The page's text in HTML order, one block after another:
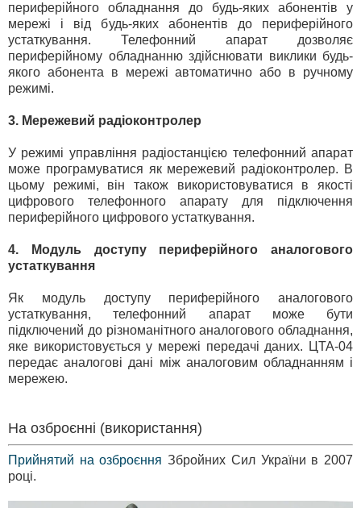
периферійного обладнання до будь-яких абонентів у
мережі і від будь-яких абонентів до периферійного
устаткування. Телефонний апарат дозволяє
периферійному обладнанню здійснювати виклики будь-
якого абонента в мережі автоматично або в ручному
режимі.
3. Мережевий радіоконтролер
У режимі управління радіостанцією телефонний апарат
може програмуватися як мережевий радіоконтролер. В
цьому режимі, він також використовуватися в якості
цифрового телефонного апарату для підключення
периферійного цифрового устаткування.
4. Модуль доступу периферійного аналогового
устаткування
Як модуль доступу периферійного аналогового
устаткування, телефонний апарат може бути
підключений до різноманітного аналогового обладнання,
яке використовується у мережі передачі даних. ЦТА-04
передає аналогові дані між аналоговим обладнанням і
мережею.
На озброєнні (використання)
Прийнятий на озброєння Збройних Сил України в 2007
році.